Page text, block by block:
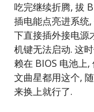
吃完继续折腾, 拔
插电能点亮进系统
下直接插外接电源
机键无法启动. 这
赖在 BIOS 电池上,
文曲星都用这个,
来换上就行了.